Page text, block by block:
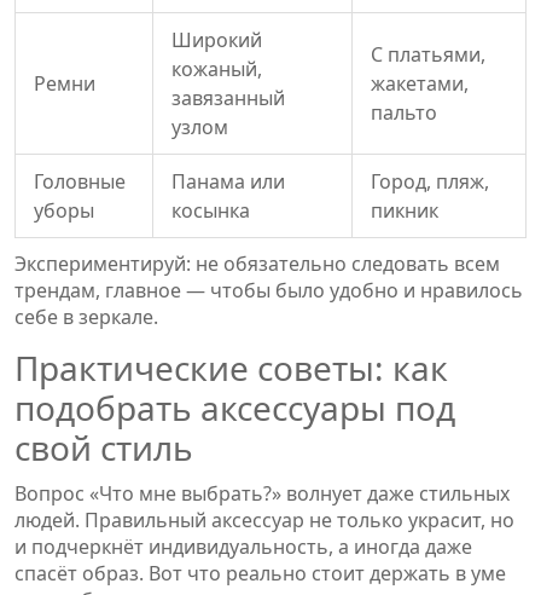
Ремни
Широкий
кожаный,
завязанный
узлом
С платьями,
жакетами,
пальто
Головные
уборы
Панама или
косынка
Город, пляж,
пикник
Экспериментируй: не обязательно следовать всем
трендам, главное — чтобы было удобно и нравилось
себе в зеркале.
Практические советы: как
подобрать аксессуары под
свой стиль
Вопрос «Что мне выбрать?» волнует даже стильных
людей. Правильный аксессуар не только украсит, но
и подчеркнёт индивидуальность, а иногда даже
спасёт образ. Вот что реально стоит держать в уме